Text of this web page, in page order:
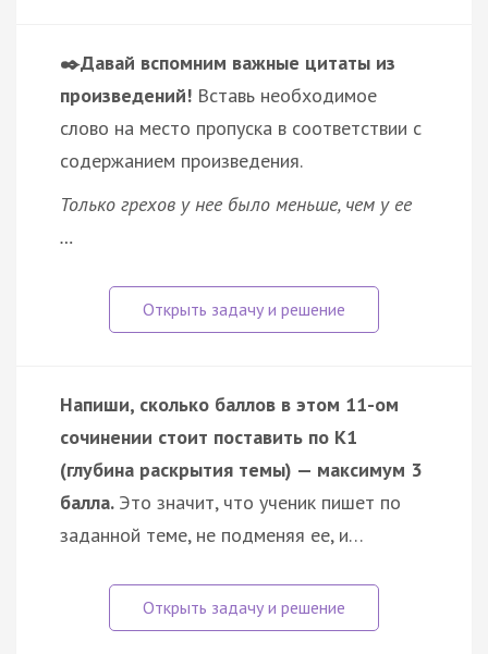
✒️Давай вспомним важные цитаты из
произведений! Вставь необходимое
слово на место пропуска в соответствии с
содержанием произведения.
Только грехов у нее было меньше, чем у ее
…
Напиши, сколько баллов в этом 11-ом
сочинении стоит поставить по К1
(глубина раскрытия темы) — максимум 3
балла. Это значит, что ученик пишет по
заданной теме, не подменяя ее, и…